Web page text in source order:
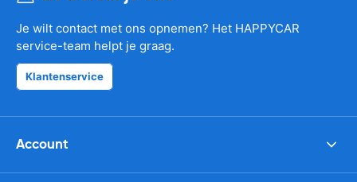
Je wilt contact met ons opnemen? Het HAPPYCAR
service-team helpt je graag.
Klantenservice
Account